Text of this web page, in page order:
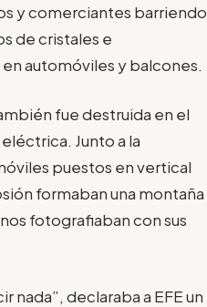
y comerciantes barriendo
de cristales e
automóviles y balcones.
fue destruida en el
Junto a la
puestos en vertical
formaban una montaña
fotografiaban con sus
nada”, declaraba a EFE un